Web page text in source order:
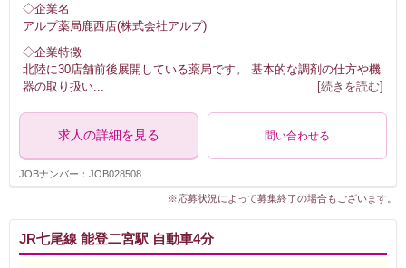
◇企業名
アルプ薬局鹿西店(株式会社アルプ)
◇企業特徴
北陸に30店舗前後展開している薬局です。 基本的な調剤の仕方や機
器の取り扱い
[続きを読む]
求人の詳細を見る 問い合わせる
JOBナンバー：JOB028508
※応募状況によって募集終了の場合もございます。
JR七尾線 能登二宮駅 自動車4分